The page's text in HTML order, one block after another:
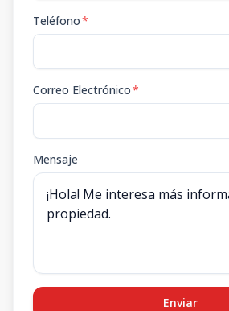
Teléfono*
Correo Electrónico*
Mensaje
Enviar